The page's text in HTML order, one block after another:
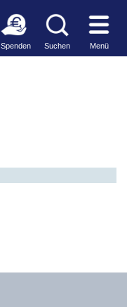
Spenden Suchen Menü